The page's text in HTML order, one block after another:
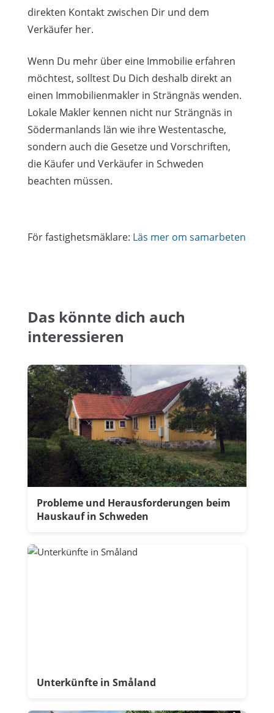
direkten Kontakt zwischen Dir und dem
Verkäufer her.
Wenn Du mehr über eine Immobilie erfahren
möchtest, solltest Du Dich deshalb direkt an
einen Immobilienmakler in Strängnäs wenden.
Lokale Makler kennen nicht nur Strängnäs in
Södermanlands län wie ihre Westentasche,
sondern auch die Gesetze und Vorschriften,
die Käufer und Verkäufer in Schweden
beachten müssen.
För fastighetsmäklare: Läs mer om samarbeten
Das könnte dich auch
interessieren
Probleme und Herausforderungen beim
Hauskauf in Schweden
Unterkünfte in Småland